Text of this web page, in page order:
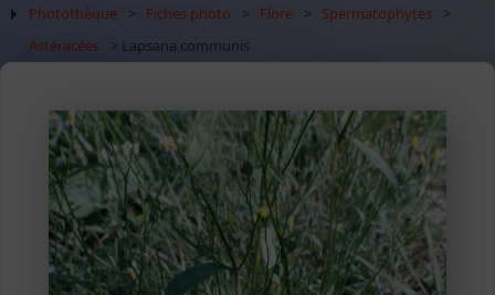
Photothèque > Fiches photo > Flore > Spermatophytes
>
Astéracées
> Lapsana communis